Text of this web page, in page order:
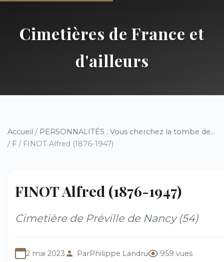
Cimetières de France et
d'ailleurs
Accueil / PERSONNALITÉS : Vous cherchez la tombe de...
/ F / FINOT Alfred (1876-1947)
FINOT Alfred (1876-1947)
Cimetière de Préville de Nancy (54)
2 mai 2023 ParPhilippe Landru 959 vues